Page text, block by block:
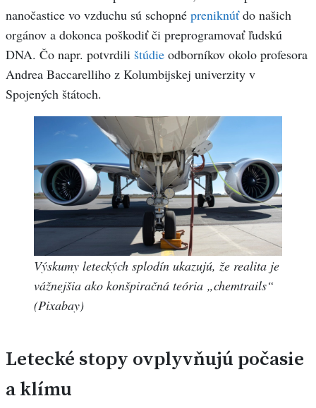
nanočastice vo vzduchu sú schopné preniknúťdo našich
orgánov a dokonca poškodiť či preprogramovať ľudskú
DNA. Čo napr. potvrdili štúdie odborníkov okolo profesora
Andrea Baccarelliho z Kolumbijskej univerzity v
Spojených štátoch.
Výskumy leteckých splodín ukazujú, že realita je
vážnejšia ako konšpiračná teória „chemtrails“
(Pixabay)
Letecké stopy ovplyvňujú počasie
a klímu